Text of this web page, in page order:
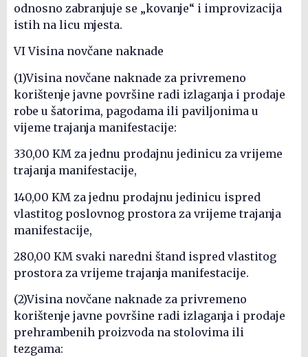
odnosno zabranjuje se „kovanje“ i improvizacija
istih na licu mjesta.
VI Visina novčane naknade
(1)Visina novčane naknade za privremeno
korištenje javne površine radi izlaganja i prodaje
robe u šatorima, pagodama ili paviljonima u
vijeme trajanja manifestacije:
330,00 KM za jednu prodajnu jedinicu za vrijeme
trajanja manifestacije,
140,00 KM za jednu prodajnu jedinicu ispred
vlastitog poslovnog prostora za vrijeme trajanja
manifestacije,
280,00 KM svaki naredni štand ispred vlastitog
prostora za vrijeme trajanja manifestacije.
(2)Visina novčane naknade za privremeno
korištenje javne površine radi izlaganja i prodaje
prehrambenih proizvoda na stolovima ili
tezgama: